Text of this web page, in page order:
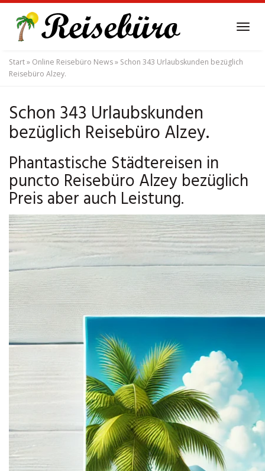
main
content
Start» Online Reisebüro News» Schon 343 Urlaubskunden bezüglich
Reisebüro Alzey.
Schon 343 Urlaubskunden
bezüglich Reisebüro Alzey.
Phantastische Städtereisen in
puncto Reisebüro Alzey bezüglich
Preis aber auch Leistung.